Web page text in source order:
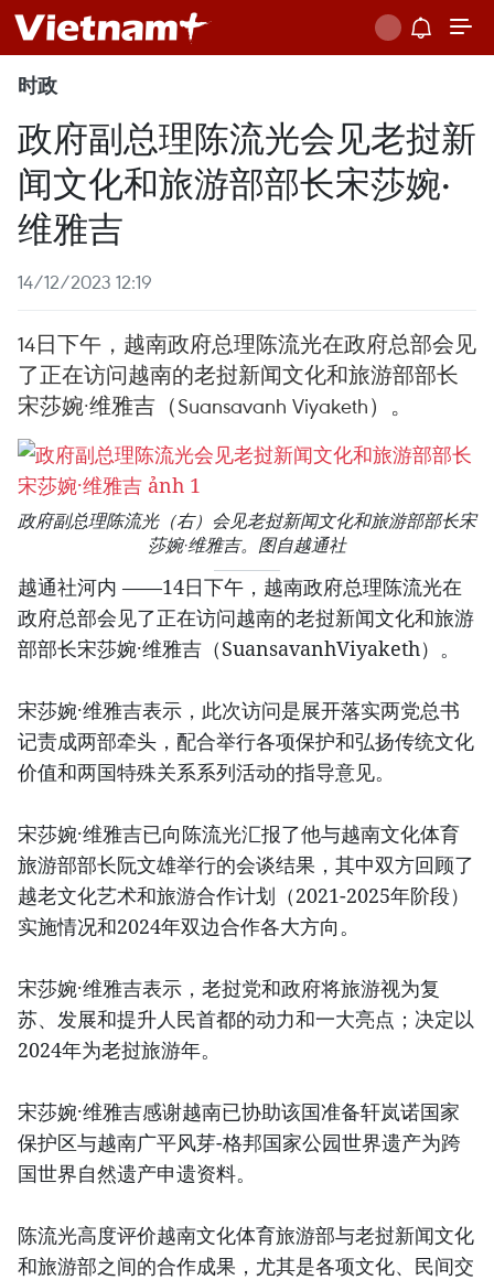
时政
政府副总理陈流光会见老挝新
闻文化和旅游部部长宋莎婉·
维雅吉
14/12/2023 12:19
14日下午，越南政府总理陈流光在政府总部会见
了正在访问越南的老挝新闻文化和旅游部部长
宋莎婉·维雅吉（Suansavanh Viyaketh）。
政府副总理陈流光（右）会见老挝新闻文化和旅游部部长宋
莎婉·维雅吉。图自越通社
越通社河内 ——14日下午，越南政府总理陈流光在
政府总部会见了正在访问越南的老挝新闻文化和旅游
部部长宋莎婉·维雅吉（SuansavanhViyaketh）。
宋莎婉·维雅吉表示，此次访问是展开落实两党总书
记责成两部牵头，配合举行各项保护和弘扬传统文化
价值和两国特殊关系系列活动的指导意见。
宋莎婉·维雅吉已向陈流光汇报了他与越南文化体育
旅游部部长阮文雄举行的会谈结果，其中双方回顾了
越老文化艺术和旅游合作计划（2021-2025年阶段）
实施情况和2024年双边合作各大方向。
宋莎婉·维雅吉表示，老挝党和政府将旅游视为复
苏、发展和提升人民首都的动力和一大亮点；决定以
2024年为老挝旅游年。
宋莎婉·维雅吉感谢越南已协助该国准备轩岚诺国家
保护区与越南广平风芽-格邦国家公园世界遗产为跨
国世界自然遗产申遗资料。
陈流光高度评价越南文化体育旅游部与老挝新闻文化
和旅游部之间的合作成果，尤其是各项文化、民间交